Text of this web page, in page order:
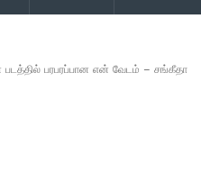
படத்தில் பரபரப்பான என் வேடம் – சங்கீதா